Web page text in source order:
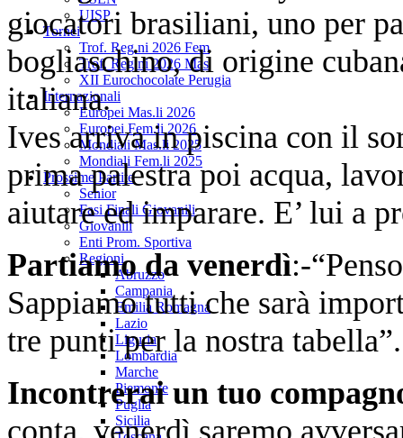
UISP
Tornei
Trof. Reg.ni 2026 Fem
Trof. Reg.ni 2026 Mas
XII Eurochocolate Perugia
Internazionali
Europei Mas.li 2026
Europei Fem.li 2026
Mondiali Mas.li 2025
Mondiali Fem.li 2025
Prossime Partite
Senior
Fasi Finali Giovanili
Giovanili
Enti Prom. Sportiva
Regioni
Abruzzo
Campania
Emilia Romagna
Lazio
Liguria
Lombardia
Marche
Piemonte
Puglia
Sicilia
giocatori brasiliani, uno per
bogliaschino, di origine
italiana.
Ives arriva in piscina con il
prima palestra poi acqua,
aiutare ed imparare. E’ lui a
Partiamo da venerdì:-
Sappiamo tutti che sarà
tre punti per la nostra tabella”.
Incontrerai un tuo
conta, venerdì saremo